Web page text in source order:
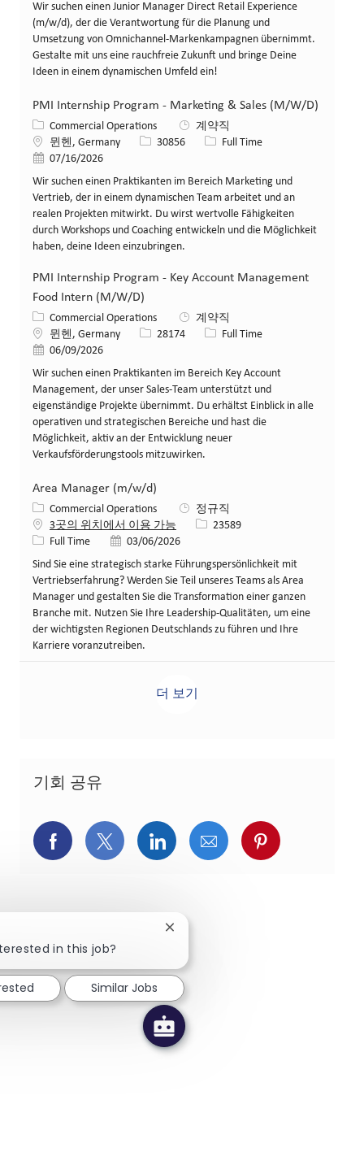
Wir suchen einen Junior Manager Direct Retail Experience
(m/w/d), der die Verantwortung für die Planung und
Umsetzung von Omnichannel-Markenkampagnen übernimmt.
Gestalte mit uns eine rauchfreie Zukunft und bringe Deine
Ideen in einem dynamischen Umfeld ein!
PMI Internship Program - Marketing & Sales (M/W/D)
카테고리
Commercial Operations
계약직
위치뮌헨, Germany Job ID30856 Job 유형Full Time
게시일07/16/2026
Wir suchen einen Praktikanten im Bereich Marketing und
Vertrieb, der in einem dynamischen Team arbeitet und an
realen Projekten mitwirkt. Du wirst wertvolle Fähigkeiten
durch Workshops und Coaching entwickeln und die Möglichkeit
haben, deine Ideen einzubringen.
PMI Internship Program - Key Account Management
Food Intern (M/W/D)
카테고리
Commercial Operations
계약직
위치뮌헨, Germany Job ID28174 Job 유형Full Time
게시일06/09/2026
Wir suchen einen Praktikanten im Bereich Key Account
Management, der unser Sales-Team unterstützt und
eigenständige Projekte übernimmt. Du erhältst Einblick in alle
operativen und strategischen Bereiche und hast die
Möglichkeit, aktiv an der Entwicklung neuer
Verkaufsförderungstools mitzuwirken.
Area Manager (m/w/d)
카테고리
Commercial Operations
정규직
3곳의 위치에서 이용 가능
Job ID23589
Job 유형Full Time 게시일03/06/2026
Sind Sie eine strategisch starke Führungspersönlichkeit mit
Vertriebserfahrung? Werden Sie Teil unseres Teams als Area
Manager und gestalten Sie die Transformation einer ganzen
Branche mit. Nutzen Sie Ihre Leadership-Qualitäten, um eine
der wichtigsten Regionen Deutschlands zu führen und Ihre
Karriere voranzutreiben.
더 보기
기회 공유
페이스북을 통해 공유
트위터를 통해 공유
링크드인을 통해 공유
이메일을 통해 공유
핀터레스트
in this job?
Close chatbot notification
Similar Jobs